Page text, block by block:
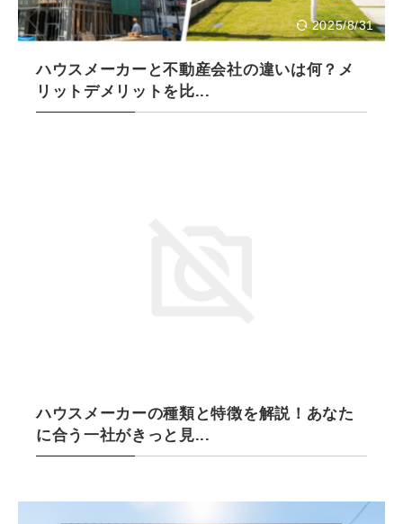
2025/8/31
ハウスメーカーと不動産会社の違いは何？メ
リットデメリットを比...
ハウスメーカーの種類と特徴を解説！あなた
に合う一社がきっと見...